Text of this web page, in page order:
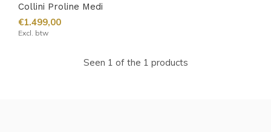
Collini Proline Medi
€1.499,00
Excl. btw
Seen 1 of the 1 products